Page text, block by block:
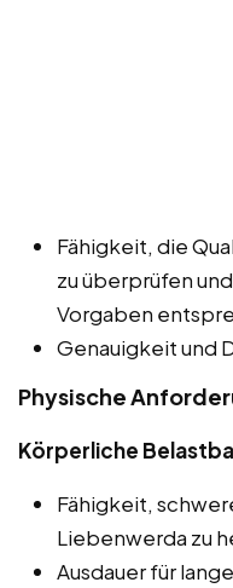
Fähigkeit, die
zu überprüfen
Vorgaben
Genauigkeit und
Physische
Körperliche
Fähigkeit,
Liebenwerda zu
Ausdauer für